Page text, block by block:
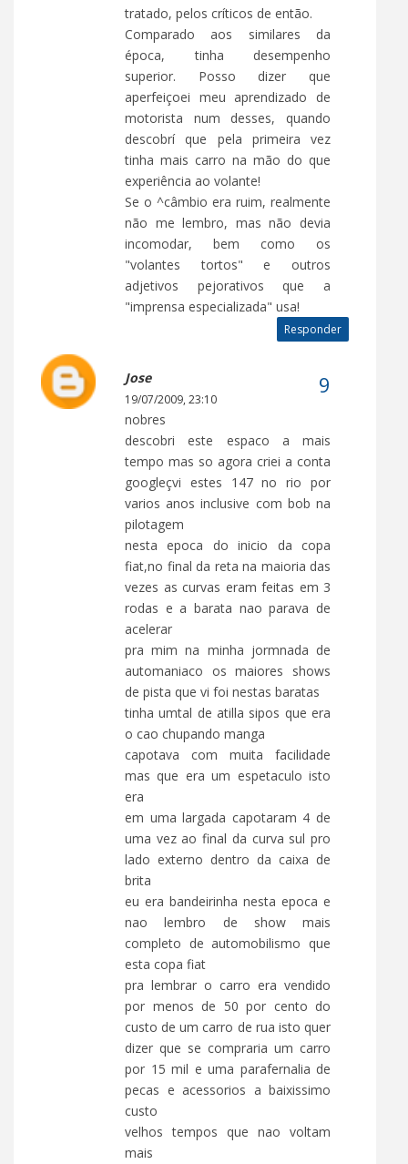
tratado, pelos críticos de então.
Comparado aos similares da
época, tinha desempenho
superior. Posso dizer que
aperfeiçoei meu aprendizado de
motorista num desses, quando
descobrí que pela primeira vez
tinha mais carro na mão do que
experiência ao volante!
Se o ^câmbio era ruim, realmente
não me lembro, mas não devia
incomodar, bem como os
"volantes tortos" e outros
adjetivos pejorativos que a
"imprensa especializada" usa!
Responder
Jose
19/07/2009, 23:10
nobres
descobri este espaco a mais
tempo mas so agora criei a conta
googleçvi estes 147 no rio por
varios anos inclusive com bob na
pilotagem
nesta epoca do inicio da copa
fiat,no final da reta na maioria das
vezes as curvas eram feitas em 3
rodas e a barata nao parava de
acelerar
pra mim na minha jormnada de
automaniaco os maiores shows
de pista que vi foi nestas baratas
tinha umtal de atilla sipos que era
o cao chupando manga
capotava com muita facilidade
mas que era um espetaculo isto
era
em uma largada capotaram 4 de
uma vez ao final da curva sul pro
lado externo dentro da caixa de
brita
eu era bandeirinha nesta epoca e
nao lembro de show mais
completo de automobilismo que
esta copa fiat
pra lembrar o carro era vendido
por menos de 50 por cento do
custo de um carro de rua isto quer
dizer que se compraria um carro
por 15 mil e uma parafernalia de
pecas e acessorios a baixissimo
custo
velhos tempos que nao voltam
mais